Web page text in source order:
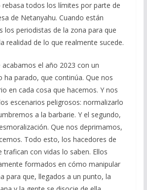
rebasa todos los límites por parte de
de Netanyahu. Cuando están
los periodistas de la zona para que
realidad de lo que realmente sucede.
acabamos el año 2023 con un
ha parado, que continúa. Que nos
en cada cosa que hacemos. Y nos
escenarios peligrosos: normalizarlo
a la barbarie. Y el segundo,
Que nos deprimamos,
Todo esto, los hacedores de
trafican con vidas lo saben. Ellos
formados en cómo manipular
para que, llegados a un punto, la